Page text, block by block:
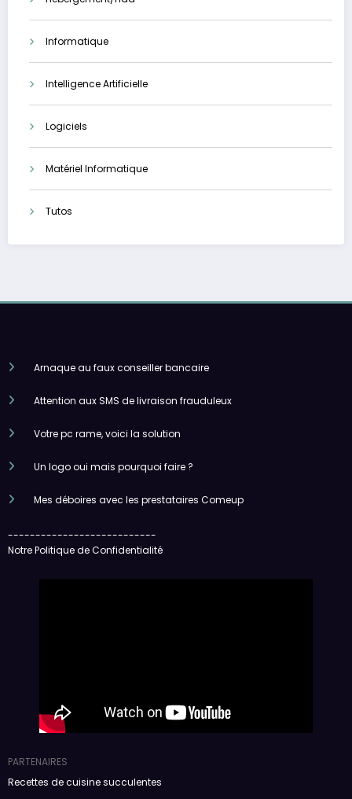
Informatique
Intelligence Artificielle
Logiciels
Matériel Informatique
Tutos
Arnaque au faux conseiller bancaire
Attention aux SMS de livraison frauduleux
Votre pc rame, voici la solution
Un logo oui mais pourquoi faire ?
Mes déboires avec les prestataires Comeup
---------------------------
Notre Politique de Confidentialité
PARTENAIRES
Recettes de cuisine succulentes